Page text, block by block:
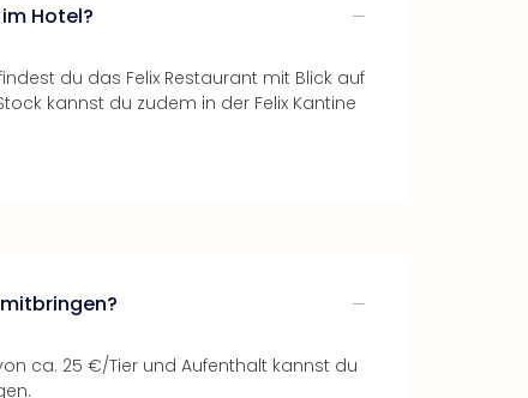
Hotel?
du das Felix Restaurant mit Blick auf
kannst du zudem in der Felix Kantine
ca. 25 €/Tier und Aufenthalt kannst du